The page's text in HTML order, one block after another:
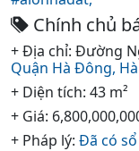
Chính chủ
+ Địa chỉ: Đường
Quận Hà Đông,
+ Diện tích: 43 m²
+ Giá:
+ Pháp lý: Đã có sổ